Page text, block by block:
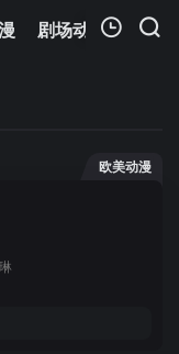
剧场动漫 追剧
欧美动漫